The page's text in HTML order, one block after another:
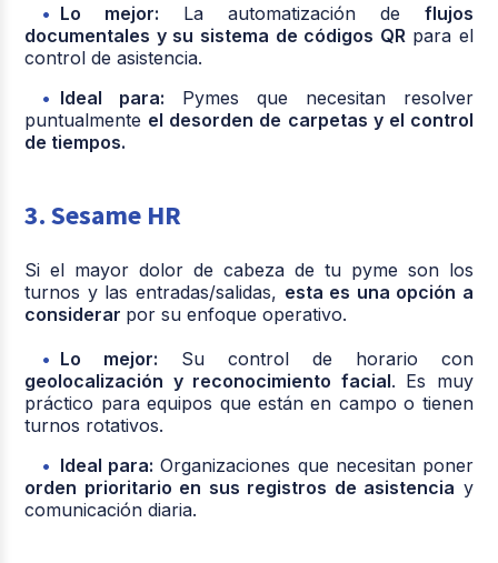
Lo mejor: La automatización de flujos
documentales y su sistema de códigos QR para el
control de asistencia.
Ideal para: Pymes que necesitan resolver
puntualmente el desorden de carpetas y el control
de tiempos.
3. Sesame HR
Si el mayor dolor de cabeza de tu pyme son los
turnos y las entradas/salidas, esta es una opción a
considerar por su enfoque operativo.
Lo mejor: Su control de horario con
geolocalización y reconocimiento facial. Es muy
práctico para equipos que están en campo o tienen
turnos rotativos.
Ideal para: Organizaciones que necesitan poner
orden prioritario en sus registros de asistencia y
comunicación diaria.